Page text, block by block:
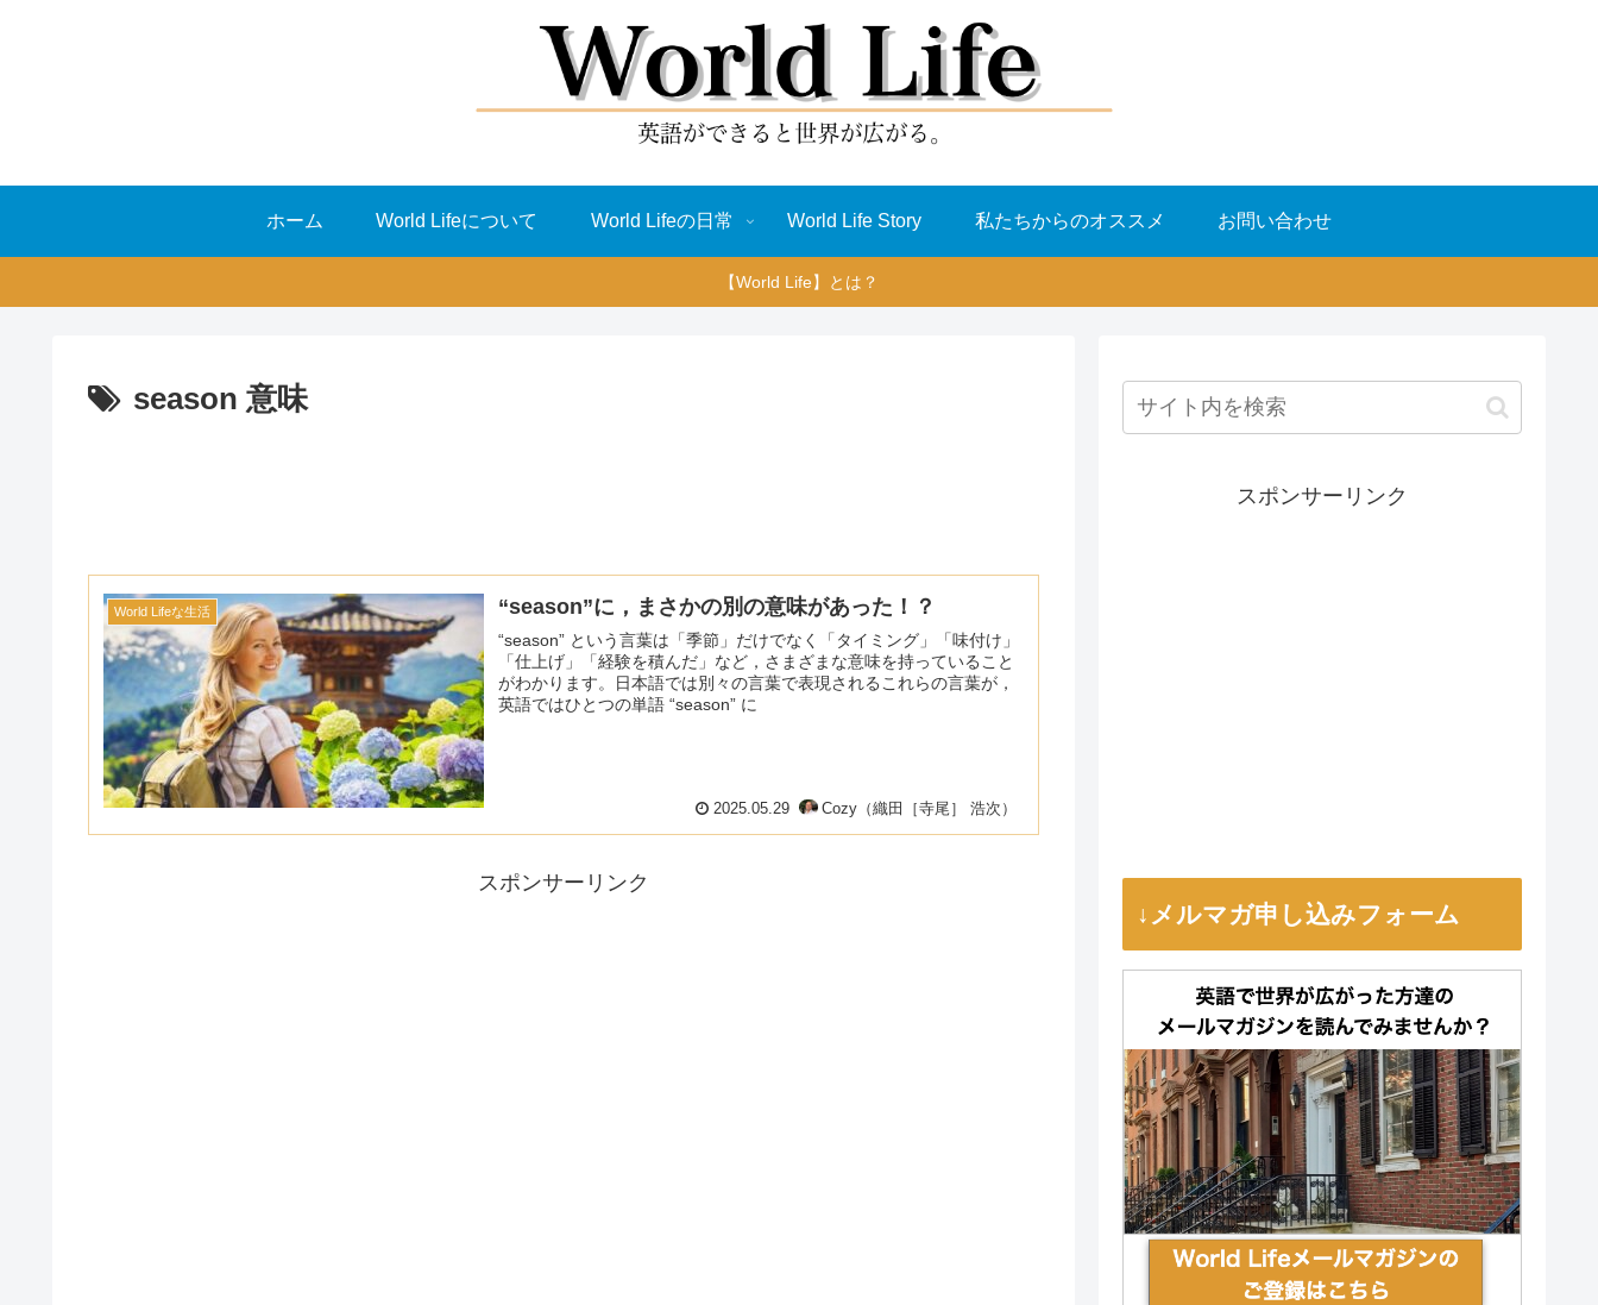
ホーム World Lifeについて World Lifeの日常 World Life Story 私たちからのオススメ お問い合わせ
【World Life】とは？
season 意味
World Lifeな生活 “season”に，まさかの別の意味があった！？
“season” という言葉は「季節」だけでなく「タイミング」「味付け」
「仕上げ」「経験を積んだ」など，さまざまな意味を持っていること
がわかります。日本語では別々の言葉で表現されるこれらの言葉が，
英語ではひとつの単語 “season” に
2025.05.29 Cozy（織田［寺尾］ 浩次）
スポンサーリンク
スポンサーリンク
↓メルマガ申し込みフォーム